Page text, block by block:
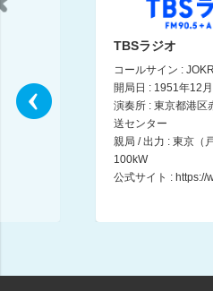
it!! Pikaco Edition Hour.2
it!! Pikaco Edition Hour.3
シン・ラジオ -ヒューマニスタは、か
TBSラジオ
コールサイン : JOKR
開局日 : 1951年12
演奏所 : 東京都港区
送センター
親局 / 出力 : 東京（
100kW
公式サイト : https://